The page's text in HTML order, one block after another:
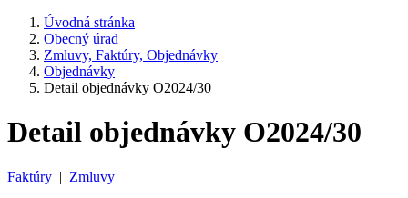
Úvodná stránka
Obecný úrad
Zmluvy, Faktúry, Objednávky
Objednávky
Detail objednávky O2024/30
Detail objednávky O2024/30
Faktúry | Zmluvy